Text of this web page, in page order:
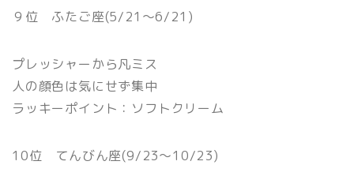
９位 ふたご座(5/21〜6/21)
プレッシャーから凡ミス
人の顔色は気にせず集中
ラッキーポイント：ソフトクリーム
10位 てんびん座(9/23〜10/23)